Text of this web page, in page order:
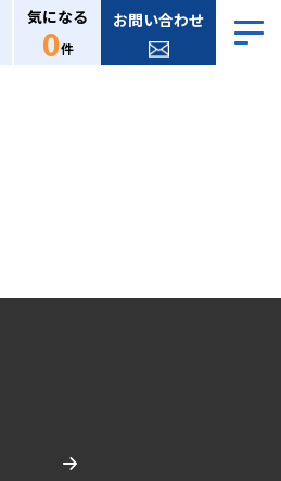
気になる
0件
お問い合わせ